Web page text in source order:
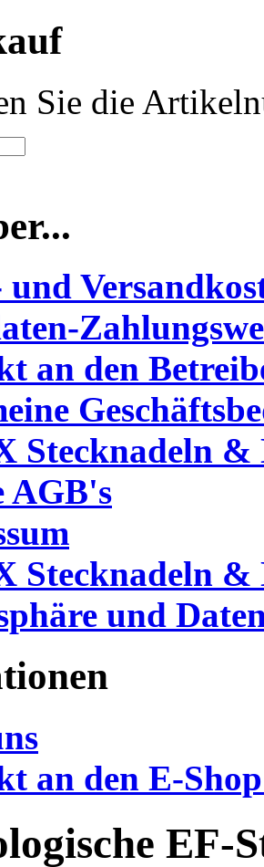
Sie die
an den
Stecknadeln
AGB's
Stecknadeln
und
an den E-
EF-